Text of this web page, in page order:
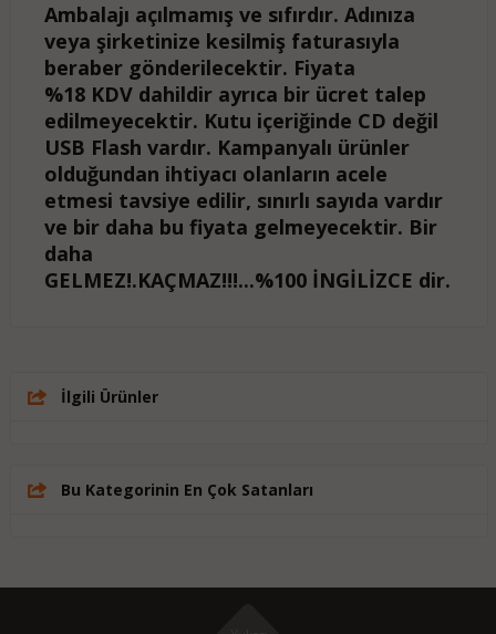
Ambalajı açılmamış ve sıfırdır. Adınıza
veya şirketinize kesilmiş faturasıyla
beraber gönderilecektir. Fiyata
%18 KDV dahildir ayrıca bir ücret talep
edilmeyecektir. Kutu içeriğinde CD değil
USB Flash vardır. Kampanyalı ürünler
olduğundan ihtiyacı olanların acele
etmesi tavsiye edilir, sınırlı sayıda vardır
ve bir daha bu fiyata gelmeyecektir. Bir
daha
GELMEZ!.KAÇMAZ!!!...%100 İNGİLİZCE dir.
İlgili Ürünler
Bu Kategorinin En Çok Satanları